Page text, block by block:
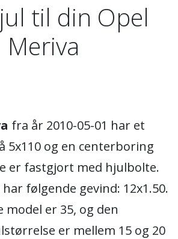
til din Opel
Meriva
fra år 2010-05-01 har et
5x110 og en centerboring
er fastgjort med hjulbolte.
følgende gevind: 12x1.50.
model er 35, og den
er mellem 15 og 20